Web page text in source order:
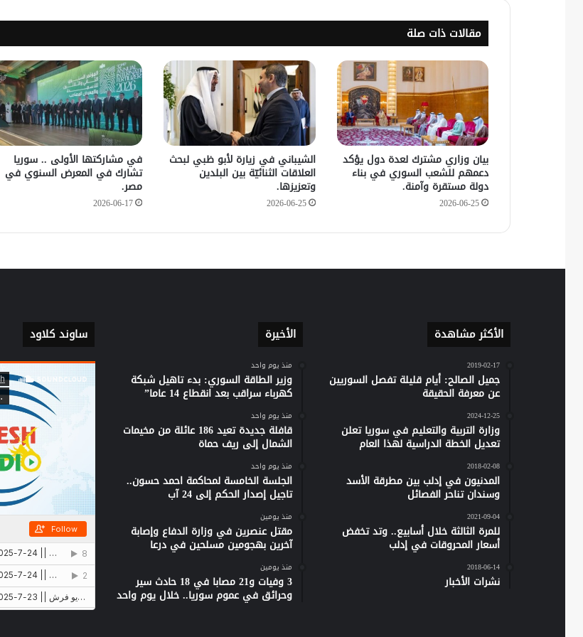
سليمان عبد الباقي مدير أمن السويداء
يكشف سبب انفجار مركبة على طريق
دمشق
في زيارته الأولى .. الرئيس الفرنسي
يصل إلى سوريا.
مقالات ذات صلة
بيان وزاري مشترك لعدة دول يؤكد
دعمهم للشعب السوري في بناء
دولة مستقرة وآمنة.
2026-06-25
الشيباني في زيارة لأبو ظبي لبحث
العلاقات الثنائيّة بين البلدين
وتعزيزها.
2026-06-25
في مشاركتها الأولى .. سوريا
تشارك في المعرض السنوي في
مصر.
2026-06-17
الأكثر مشاهدة
2019-02-17
جميل الصالح: أيام قليلة تفصل السوريين
عن معرفة الحقيقة
2024-12-25
وزارة التربية والتعليم في سوريا تعلن
تعديل الخطة الدراسية لهذا العام
2018-02-08
المدنيون في إدلب بين مطرقة الأسد
وسندان تناحر الفصائل
2021-09-04
للمرة الثالثة خلال أسابيع.. وتد تخفض
أسعار المحروقات في إدلب
2018-06-14
نشرات الأخبار
الأخيرة
منذ يوم واحد
وزير الطاقة السوري: بدء تاهيل شبكة
كهرباء سراقب بعد انقطاع 14 عاما”
منذ يوم واحد
قافلة جديدة تعيد 186 عائلة من مخيمات
الشمال إلى ريف حماة
منذ يوم واحد
الجلسة الخامسة لمحاكمة احمد حسون..
تاجيل إصدار الحكم إلى 24 آب
منذ يومين
مقتل عنصرين في وزارة الدفاع وإصابة
آخرين بهجومين مسلحين في درعا
منذ يومين
3 وفيات و21 مصابا في 18 حادث سير
وحرائق في عموم سوريا.. خلال يوم واحد
ساوند كلاود